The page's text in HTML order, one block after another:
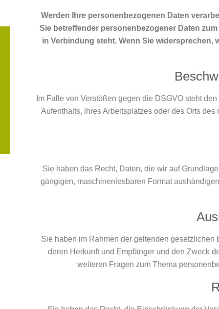
Werden Ihre personenbezogenen Daten
Sie betreffender personenbezogener Daten
in Verbindung steht. Wenn Sie
Im Falle von Verstößen gegen die DSGVO steht
Aufenthalts, ihres Arbeitsplatzes oder des Orts
Sie haben das Recht, Daten, die wir auf
gängigen, maschinenlesbaren Format
Sie haben im Rahmen der geltenden
deren Herkunft und Empfänger und den Zweck
weiteren Fragen zum Thema